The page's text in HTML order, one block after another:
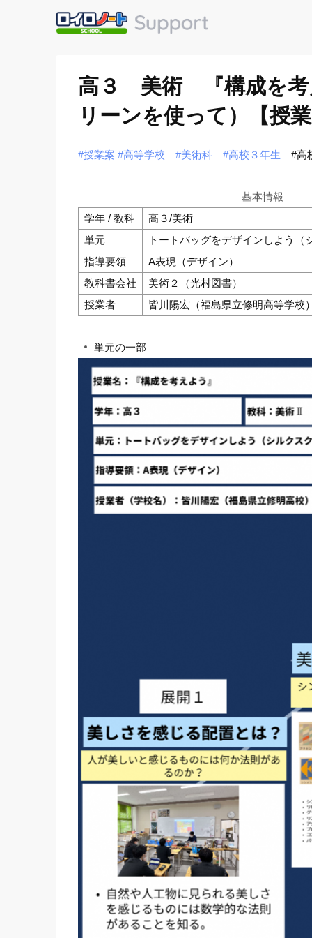
高３ 美術 『構成を考
リーンを使って）【授
#授業案 #高等学校 #美術科 #高校３年生 #高
基本情報
学年 / 教科
高３/美術
単元
トートバッグをデザインしよう（
指導要領
A表現（デザイン）
教科書会社
美術２（光村図書）
授業者
皆川陽宏（福島県立修明高等学校
単元の一部